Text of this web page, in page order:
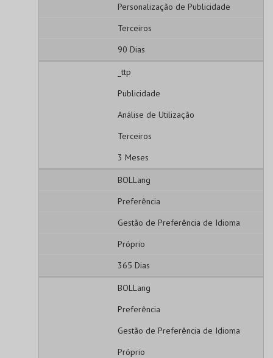
Personalização de Publicidade
Terceiros
90 Dias
_ttp
Publicidade
Análise de Utilização
Terceiros
3 Meses
BOLLang
Preferência
Gestão de Preferência de Idioma
Próprio
365 Dias
BOLLang
Preferência
Gestão de Preferência de Idioma
Próprio